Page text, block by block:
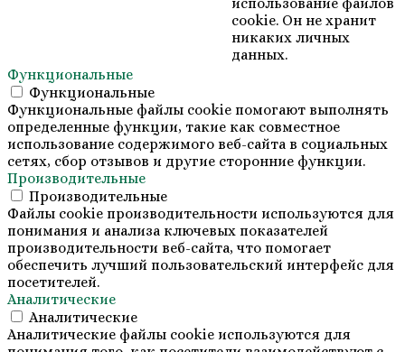
cookie. Он не хранит
никаких личных
данных.
Функциональные
Функциональные
Функциональные файлы cookie помогают выполнять
определенные функции, такие как совместное
использование содержимого веб-сайта в социальных
сетях, сбор отзывов и другие сторонние функции.
Производительные
Производительные
Файлы cookie производительности используются для
понимания и анализа ключевых показателей
производительности веб-сайта, что помогает
обеспечить лучший пользовательский интерфейс для
посетителей.
Аналитические
Аналитические
Аналитические файлы cookie используются для